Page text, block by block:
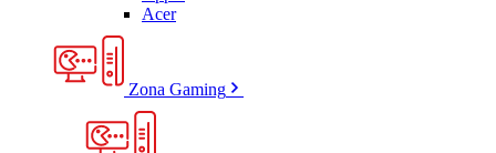
Acer
Zona Gaming